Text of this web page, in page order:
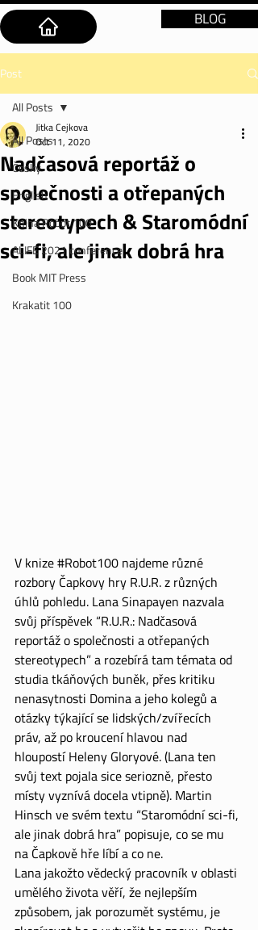
BLOG
Post
All Posts
Česky
English
Kniha Robot 100
ALIFE 2021 conference
Book MIT Press
Krakatit 100
All Posts
Nadčasová reportáž o
společnosti a otřepaných
stereotypech & Staromódní
sci-fi, ale jinak dobrá hra
Jitka Cejkova
Oct 11, 2020
V knize #Robot100 najdeme různé
rozbory Čapkovy hry R.U.R. z různých
úhlů pohledu. Lana Sinapayen nazvala
svůj příspěvek “R.U.R.: Nadčasová
reportáž o společnosti a otřepaných
stereotypech” a rozebírá tam témata od
studia tkáňových buněk, přes kritiku
nenasytnosti Domina a jeho kolegů a
otázky týkající se lidských/zvířecích
práv, až po kroucení hlavou nad
hloupostí Heleny Gloryové. (Lana ten
svůj text pojala sice seriozně, přesto
místy vyznívá docela vtipně). Martin
Hinsch ve svém textu “Staromódní sci-fi,
ale jinak dobrá hra” popisuje, co se mu
na Čapkově hře líbí a co ne.
Lana jakožto vědecký pracovník v oblasti
umělého života věří, že nejlepším
způsobem, jak porozumět systému, je